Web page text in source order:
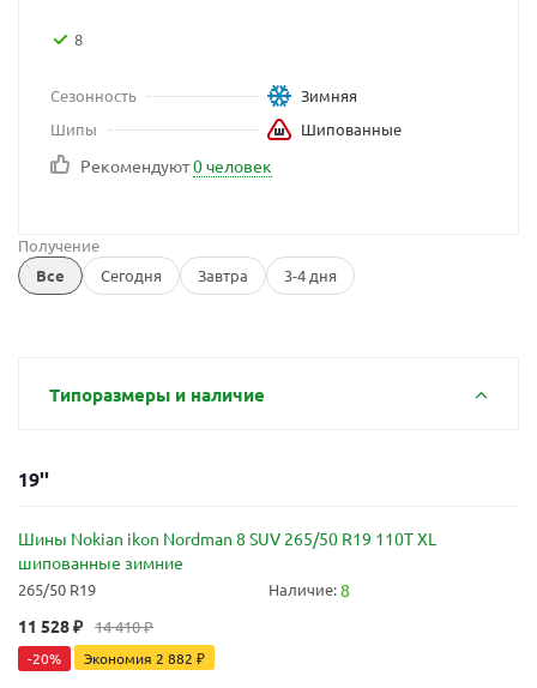
8
Сезонность
Зимняя
Шипы
Шипованные
Рекомендуют0 человек
Получение
Все
Сегодня Завтра 3-4 дня
Типоразмеры и наличие
19''
Шины Nokian ikon Nordman 8 SUV 265/50 R19 110T XL
шипованные зимние
265/50 R19 Наличие:8
11 528₽ 14 410₽
-20% Экономия 2 882 ₽